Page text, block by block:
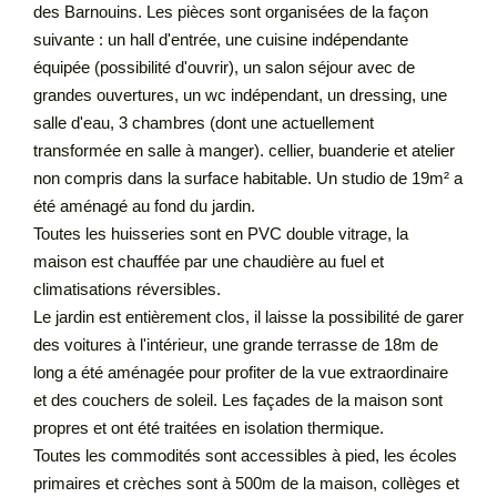
des Barnouins. Les pièces sont organisées de la façon
suivante : un hall d'entrée, une cuisine indépendante
équipée (possibilité d'ouvrir), un salon séjour avec de
grandes ouvertures, un wc indépendant, un dressing, une
salle d'eau, 3 chambres (dont une actuellement
transformée en salle à manger). cellier, buanderie et atelier
non compris dans la surface habitable. Un studio de 19m² a
été aménagé au fond du jardin.
Toutes les huisseries sont en PVC double vitrage, la
maison est chauffée par une chaudière au fuel et
climatisations réversibles.
Le jardin est entièrement clos, il laisse la possibilité de garer
des voitures à l'intérieur, une grande terrasse de 18m de
long a été aménagée pour profiter de la vue extraordinaire
et des couchers de soleil. Les façades de la maison sont
propres et ont été traitées en isolation thermique.
Toutes les commodités sont accessibles à pied, les écoles
primaires et crèches sont à 500m de la maison, collèges et